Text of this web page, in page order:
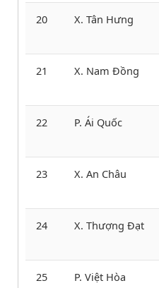
20 X. Tân Hưng
21 X. Nam Đồng
22 P. Ái Quốc
23 X. An Châu
24 X. Thượng Đạt
25 P. Việt Hòa